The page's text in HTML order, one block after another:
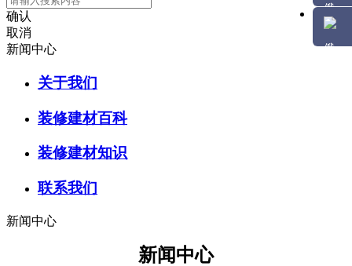
确认
取消
新闻中心
关于我们
装修建材百科
装修建材知识
联系我们
新闻中心
新闻中心